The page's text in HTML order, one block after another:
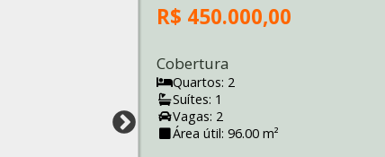
R$ 450.000,00
Cobertura
Quartos: 2
Suítes: 1
Vagas: 2
Área útil: 96.00 m²